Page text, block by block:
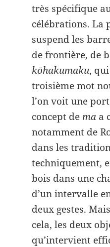
très spécifique
célébrations. La
suspend les
de frontière, de
kōhakumaku,
troisième mot
l’on voit une
concept de ma a
notamment de
dans les
techniquement,
bois dans une
d’un intervalle
deux gestes.
cela, les deux
qu’intervient